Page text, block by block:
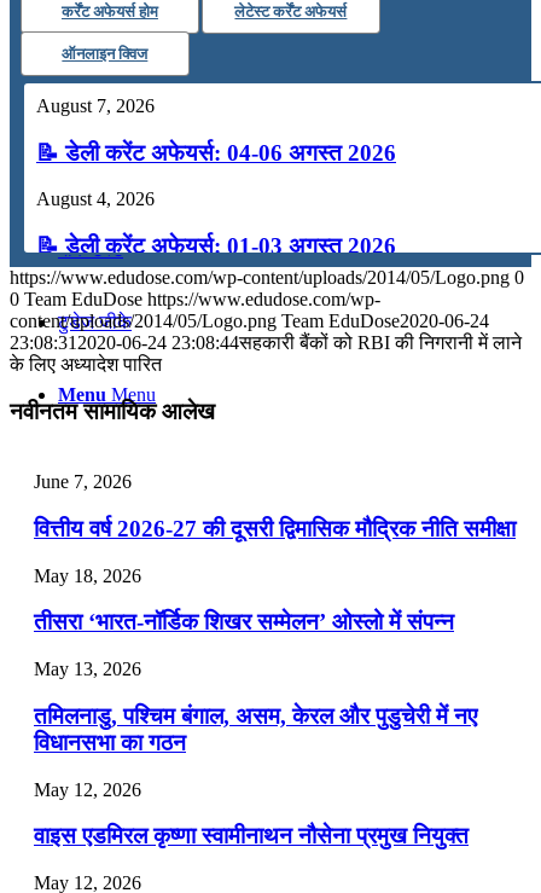
तर्कशक्ति
कंप्यूटर
मॉक टेस्ट
टुडेज जीके
Menu Menu
कर्रेंट अफेयर्स होम लेटेस्ट कर्रेंट अफेयर्स
ऑनलाइन क्विज
August 7, 2026
📝 डेली करेंट अफेयर्स: 04-06 अगस्त 2026
August 4, 2026
📝 डेली करेंट अफेयर्स: 01-03 अगस्त 2026
July 31, 2026
📝 डेली करेंट अफेयर्स: 28-31 जुलाई 2026
July 28, 2026
July 25, 2026
📝 डेली करेंट अफेयर्स: 22-24 जुलाई 2026
July 22, 2026
📝 डेली करेंट अफेयर्स: 19-21 जुलाई 2026
July 19, 2026
📝 डेली करेंट अफेयर्स: 16-18 जुलाई 2026
https://www.edudose.com/wp-content/uploads/2014/05/Logo.png 0
0 Team EduDose https://www.edudose.com/wp-
content/uploads/2014/05/Logo.png Team EduDose2020-06-24
23:08:31 2020-06-24 23:08:44सहकारी बैंकों को RBI की निगरानी में लाने
के लिए अध्यादेश पारित
नवीनतम सामायिक आलेख
June 7, 2026
वित्तीय वर्ष 2026-27 की दूसरी द्विमासिक मौद्रिक नीति समीक्षा
May 18, 2026
तीसरा ‘भारत-नॉर्डिक शिखर सम्मेलन’ ओस्लो में संपन्न
May 13, 2026
तमिलनाडु, पश्चिम बंगाल, असम, केरल और पुडुचेरी में नए
विधानसभा का गठन
May 12, 2026
वाइस एडमिरल कृष्णा स्वामीनाथन नौसेना प्रमुख नियुक्त
May 12, 2026